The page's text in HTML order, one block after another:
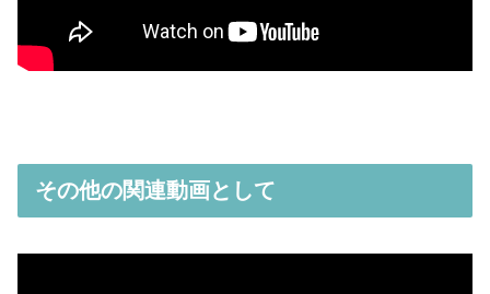
その他の関連動画として